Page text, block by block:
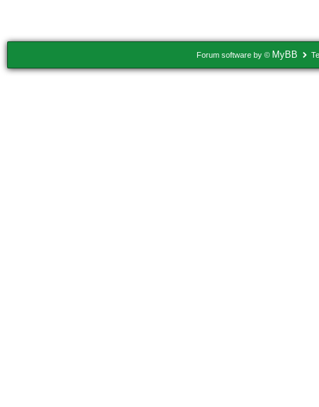
Forum software by © MyBB